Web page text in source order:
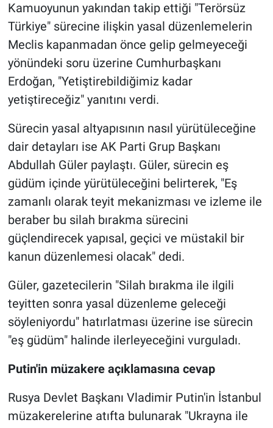
Kamuoyunun yakından takip ettiği "Terörsüz
Türkiye" sürecine ilişkin yasal düzenlemelerin
Meclis kapanmadan önce gelip gelmeyeceği
yönündeki soru üzerine Cumhurbaşkanı
Erdoğan, "Yetiştirebildiğimiz kadar
yetiştireceğiz" yanıtını verdi.
Sürecin yasal altyapısının nasıl yürütüleceğine
dair detayları ise AK Parti Grup Başkanı
Abdullah Güler paylaştı. Güler, sürecin eş
güdüm içinde yürütüleceğini belirterek, "Eş
zamanlı olarak teyit mekanizması ve izleme ile
beraber bu silah bırakma sürecini
güçlendirecek yapısal, geçici ve müstakil bir
kanun düzenlemesi olacak" dedi.
Güler, gazetecilerin "Silah bırakma ile ilgili
teyitten sonra yasal düzenleme geleceği
söyleniyordu" hatırlatması üzerine ise sürecin
"eş güdüm" halinde ilerleyeceğini vurguladı.
Putin'in müzakere açıklamasına cevap
Rusya Devlet Başkanı Vladimir Putin'in İstanbul
müzakerelerine atıfta bulunarak "Ukrayna ile